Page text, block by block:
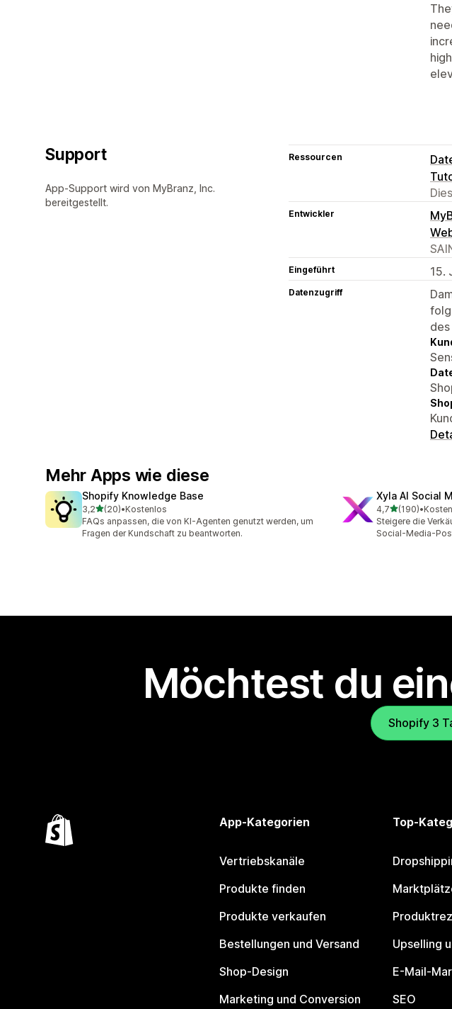
Support
App-Support wird von MyBranz, Inc.
bereitgestellt.
Ressourcen
Entwickler
Eingeführt 15.
Datenzugriff
Mehr Apps wie diese
Shopify Knowledge Base
3,2von 5 Sternen
(20)
20 Rezensionen insgesamt
•Kostenlos
FAQs anpassen, die von KI-Agenten genutzt werden, um
Fragen der Kundschaft zu beantworten.
Xyla AI Social
4,7von 5 Sternen
(190)
190 Rezensionen
•
Steigere die
Social-Media-
Möchtest du
Shopify 3
App-Kategorien
Vertriebskanäle
Produkte finden
Produkte verkaufen
Bestellungen und Versand
Shop-Design
Marketing und Conversion
Top-
Upselling
E-Mail-
SEO